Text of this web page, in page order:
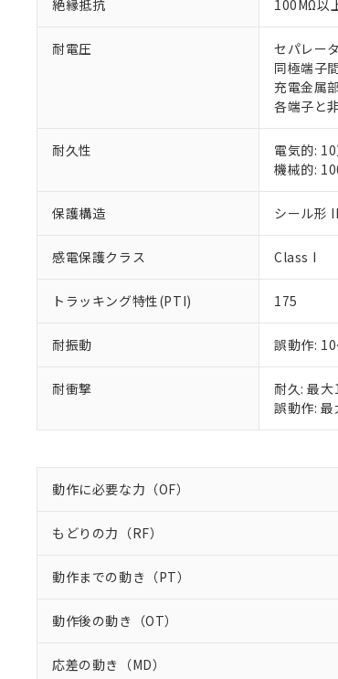
絶縁抵抗 100MΩ以
耐電圧
セパレー
同極端子
充電金属
各端子と
耐久性
電気的:
機械的:
保護構造 シール形
感電保護クラス Class I
トラッキング特性(PTI) 175
耐振動 誤動作:
耐衝撃 耐久: 最
誤動作:
動作に必要な力（OF）
もどりの力（RF）
動作までの動き（PT）
動作後の動き（OT）
応差の動き（MD）
ル（
但し、
フタル
※2
※3
下記の
EU
51物質
また
混在す
既に
り割愛
Pb(鉛)
Cr(Ⅵ)(六
DBP(フ
DEHP(
※2 環
「ｅ」
「10
「－
△
－
空
白